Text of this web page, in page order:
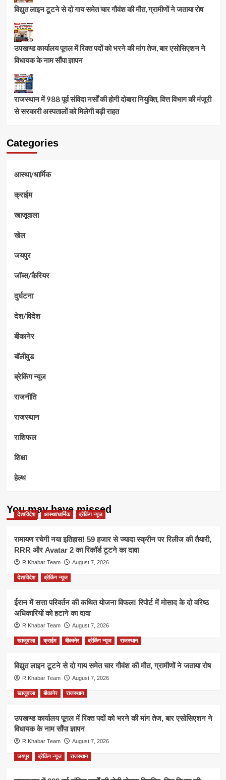
विद्युत लाइन टूटने से दो गाय समेत चार गौवंश की मौत, ग्रामीणों ने जताया रोष
उपखण्ड कार्यालय पूगल में रिक्त पदों को भरने की मांग तेज, बार एसोसिएशन ने
विधायक के नाम सौंपा ज्ञापन
राजस्थान में 988 पूर्व संविदा नर्सों की होगी दोबारा नियुक्ति, वित्त विभाग की मंजूरी
से सरकारी अस्पतालों को मिलेगी बड़ी राहत
Categories
आस्था/धार्मिक
क्राईम
खाजूवाला
खेल
जयपुर
जॉब्स/कैरियर
दुर्घटना
देश/विदेश
बीकानेर
बॉलीवुड
ब्रेकिंग न्यूज
राजनीति
राजस्थान
राशिफल
शिक्षा
हेल्थ
You may have missed
देश/विदेश आस्था/धार्मिक ब्रेकिंग न्यूज
रामायण रचेगी नया इतिहास! 59 हजार से ज्यादा स्क्रीन पर रिलीज की तैयारी,
RRR और Avatar 2 का रिकॉर्ड टूटने का दावा
R.Khabar Team August 7, 2026
देश/विदेश ब्रेकिंग न्यूज
ईरान में सत्ता परिवर्तन की कथित योजना विफल! रिपोर्ट में मोसाद के दो वरिष्ठ
अधिकारियों को हटाने का दावा
R.Khabar Team August 7, 2026
खाजूवाला क्राईम बीकानेर ब्रेकिंग न्यूज राजस्थान
विद्युत लाइन टूटने से दो गाय समेत चार गौवंश की मौत, ग्रामीणों ने जताया रोष
R.Khabar Team August 7, 2026
खाजूवाला बीकानेर राजस्थान
उपखण्ड कार्यालय पूगल में रिक्त पदों को भरने की मांग तेज, बार एसोसिएशन ने
विधायक के नाम सौंपा ज्ञापन
R.Khabar Team August 7, 2026
जयपुर ब्रेकिंग न्यूज राजस्थान